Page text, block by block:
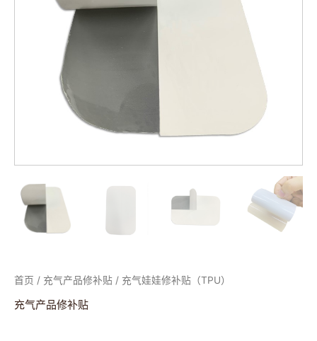
首页 / 充气产品修补贴 / 充气娃娃修补贴（TPU）
充气产品修补贴